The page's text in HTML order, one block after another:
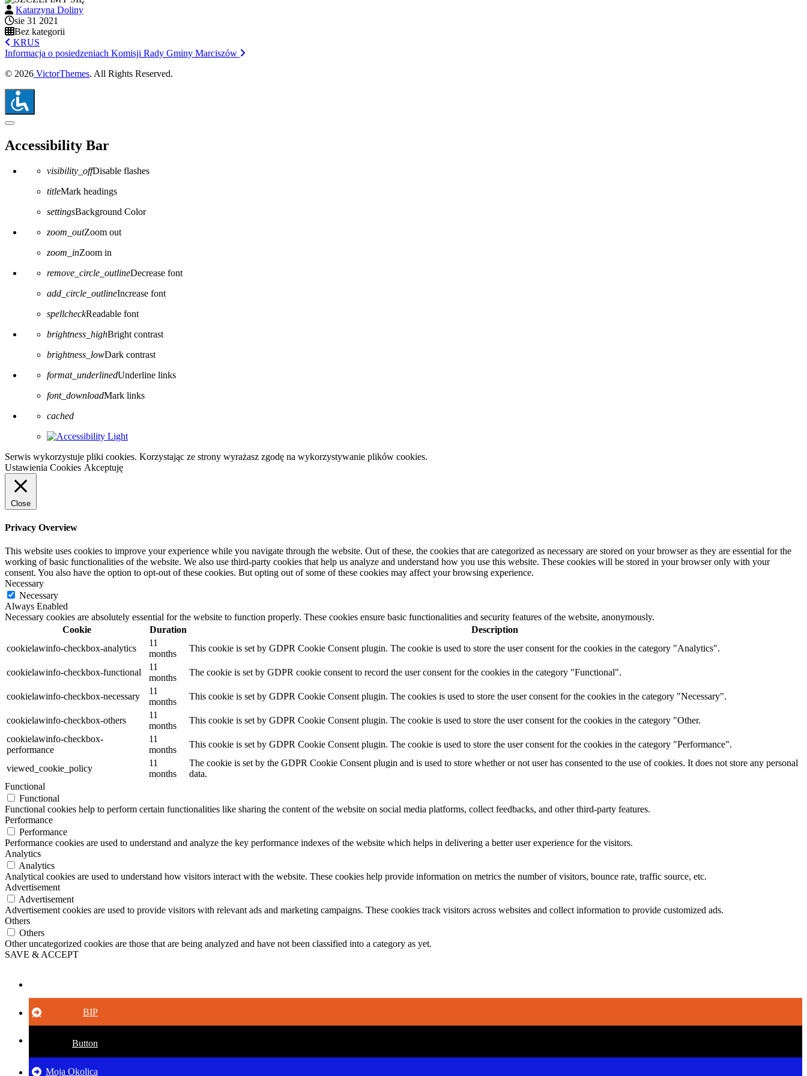
Katarzyna Doliny
sie 31 2021
Bez kategorii
KRUS
Informacja o posiedzeniach Komisji Rady Gminy Marciszów
© 2026 VictorThemes. All Rights Reserved.
Close the accessibility toolbar
Accessibility Bar
visibility_offDisable flashes
titleMark headings
settingsBackground Color
zoom_outZoom out
zoom_inZoom in
remove_circle_outlineDecrease font
add_circle_outlineIncrease font
spellcheckReadable font
brightness_highBright contrast
brightness_lowDark contrast
format_underlinedUnderline links
font_downloadMark links
Reset all options
cached
Serwis wykorzystuje pliki cookies. Korzystając ze strony wyrażasz zgodę na wykorzystywanie plików cookies.
Ustawienia Cookies Akceptuję
Close
Privacy Overview
This website uses cookies to improve your experience while you navigate through the website. Out of these, the cookies that are categorized as necessary are stored on your browser as they are essential for the
working of basic functionalities of the website. We also use third-party cookies that help us analyze and understand how you use this website. These cookies will be stored in your browser only with your
consent. You also have the option to opt-out of these cookies. But opting out of some of these cookies may affect your browsing experience.
Necessary
Necessary
Always Enabled
Necessary cookies are absolutely essential for the website to function properly. These cookies ensure basic functionalities and security features of the website, anonymously.
Cookie
Duration
Description
cookielawinfo-checkbox-analytics
11
months
This cookie is set by GDPR Cookie Consent plugin. The cookie is used to store the user consent for the cookies in the category "Analytics".
cookielawinfo-checkbox-functional
11
months
The cookie is set by GDPR cookie consent to record the user consent for the cookies in the category "Functional".
cookielawinfo-checkbox-necessary
11
months
This cookie is set by GDPR Cookie Consent plugin. The cookies is used to store the user consent for the cookies in the category "Necessary".
cookielawinfo-checkbox-others
11
months
This cookie is set by GDPR Cookie Consent plugin. The cookie is used to store the user consent for the cookies in the category "Other.
cookielawinfo-checkbox-
performance
11
months
This cookie is set by GDPR Cookie Consent plugin. The cookie is used to store the user consent for the cookies in the category "Performance".
viewed_cookie_policy
11
months
The cookie is set by the GDPR Cookie Consent plugin and is used to store whether or not user has consented to the use of cookies. It does not store any personal
data.
Functional
Functional
Functional cookies help to perform certain functionalities like sharing the content of the website on social media platforms, collect feedbacks, and other third-party features.
Performance
Performance
Performance cookies are used to understand and analyze the key performance indexes of the website which helps in delivering a better user experience for the visitors.
Analytics
Analytics
Analytical cookies are used to understand how visitors interact with the website. These cookies help provide information on metrics the number of visitors, bounce rate, traffic source, etc.
Advertisement
Advertisement
Advertisement cookies are used to provide visitors with relevant ads and marketing campaigns. These cookies track visitors across websites and collect information to provide customized ads.
Others
Others
Other uncategorized cookies are those that are being analyzed and have not been classified into a category as yet.
SAVE & ACCEPT
BIP
Button
Moja Okolica